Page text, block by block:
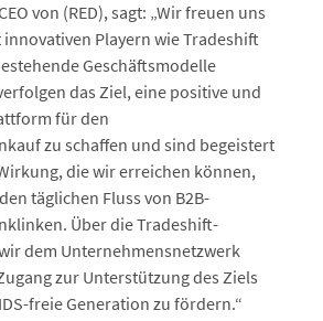
von (RED), sagt: „Wir freuen uns
Playern wie Tradeshift
Geschäftsmodelle
das Ziel, eine positive und
für den
zu schaffen und sind begeistert
die wir erreichen können,
täglichen Fluss von B2B-
Über die Tradeshift-
dem Unternehmensnetzwerk
zur Unterstützung des Ziels
freie Generation zu fördern.“